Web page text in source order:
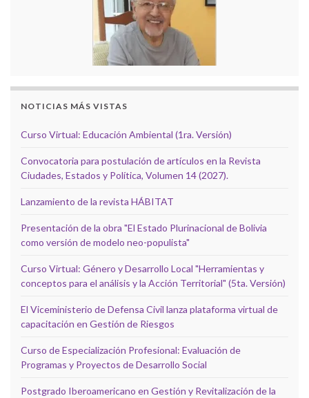
NOTICIAS MÁS VISTAS
Curso Virtual: Educación Ambiental (1ra. Versión)
Convocatoria para postulación de artículos en la Revista
Ciudades, Estados y Política, Volumen 14 (2027).
Lanzamiento de la revista HÁBITAT
Presentación de la obra "El Estado Plurinacional de Bolivia
como versión de modelo neo-populista"
Curso Virtual: Género y Desarrollo Local "Herramientas y
conceptos para el análisis y la Acción Territorial" (5ta. Versión)
El Viceministerio de Defensa Civil lanza plataforma virtual de
capacitación en Gestión de Riesgos
Curso de Especialización Profesional: Evaluación de
Programas y Proyectos de Desarrollo Social
Postgrado Iberoamericano en Gestión y Revitalización de la